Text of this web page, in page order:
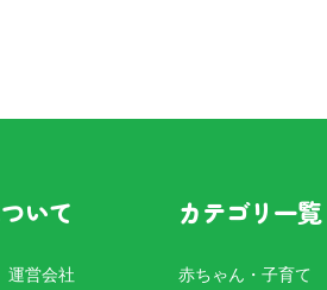
いて
運営会社
カテゴリ一覧
赤ちゃん・子育て